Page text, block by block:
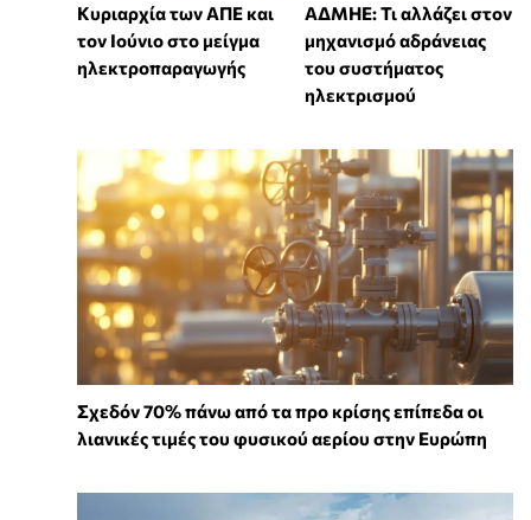
Κυριαρχία των ΑΠΕ και
τον Ιούνιο στο μείγμα
ηλεκτροπαραγωγής
ΑΔΜΗΕ: Τι αλλάζει στον
μηχανισμό αδράνειας
του συστήματος
ηλεκτρισμού
Σχεδόν 70% πάνω από τα προ κρίσης επίπεδα οι
λιανικές τιμές του φυσικού αερίου στην Ευρώπη